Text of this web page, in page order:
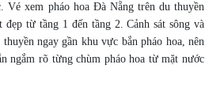
Vé xem pháo hoa Đà Nẵng trên du thuyền
đẹp từ tầng 1 đến tầng 2. Cảnh sát sông và
ngay gần khu vực bắn pháo hoa, nên
ngắm rõ từng chùm pháo hoa từ mặt nước